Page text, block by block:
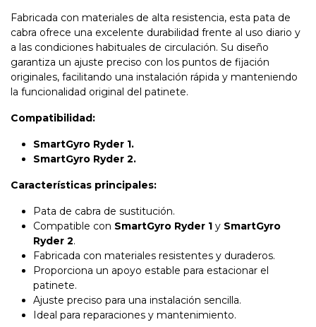
Fabricada con materiales de alta resistencia, esta pata de
cabra ofrece una excelente durabilidad frente al uso diario y
a las condiciones habituales de circulación. Su diseño
garantiza un ajuste preciso con los puntos de fijación
originales, facilitando una instalación rápida y manteniendo
la funcionalidad original del patinete.
Compatibilidad:
SmartGyro Ryder 1.
SmartGyro Ryder 2.
Características principales:
Pata de cabra de sustitución.
Compatible con SmartGyro Ryder 1 y SmartGyro
Ryder 2.
Fabricada con materiales resistentes y duraderos.
Proporciona un apoyo estable para estacionar el
patinete.
Ajuste preciso para una instalación sencilla.
Ideal para reparaciones y mantenimiento.